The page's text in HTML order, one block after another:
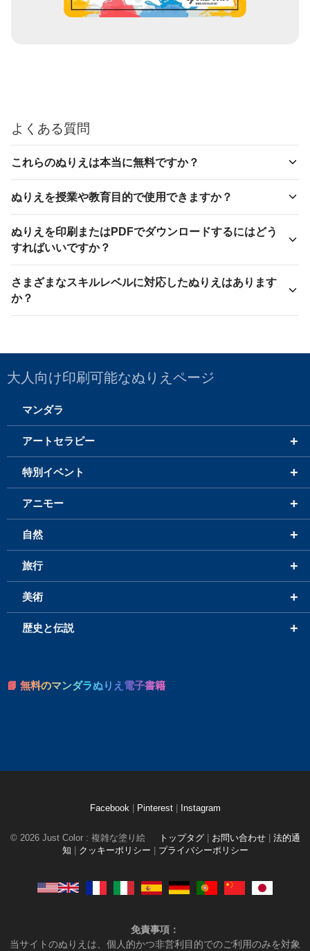
よくある質問
これらのぬりえは本当に無料ですか？
ぬりえを授業や教育目的で使用できますか？
ぬりえを印刷またはPDFでダウンロードするにはどう
すればいいですか？
さまざまなスキルレベルに対応したぬりえはあります
か？
大人向け印刷可能なぬりえページ
マンダラ
+
アートセラピー
+
特別イベント
+
アニモー
+
自然
+
旅行
+
美術
+
歴史と伝説
📘 無料のマンダラぬりえ電子書籍
Facebook Pinterest Instagram
© 2026 Just Color : 複雑な塗り絵 トップタグ お問い合わせ
法的通
知
クッキーポリシー プライバシーポリシー
免責事項：
当サイトのぬりえは、個人的かつ非営利目的でのご利用のみを対象